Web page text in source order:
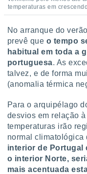
temperaturas em
No arranque do
prevê que o tempo
habitual em toda a
portuguesa. As
talvez, e de forma
(anomalia térmica
Para o arquipélago
desvios em relação
temperaturas irão
normal climatológica
interior de Portugal
o interior Norte,
mais acentuada